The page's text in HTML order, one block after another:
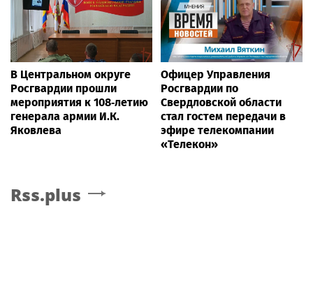
В Центральном округе
Росгвардии прошли
мероприятия к 108‑летию
генерала армии И.К.
Яковлева
Офицер Управления
Росгвардии по
Свердловской области
стал гостем передачи в
эфире телекомпании
«Телекон»
Rss.plus